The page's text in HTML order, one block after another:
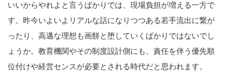
いいからやれよと言うばかりでは、現場負担が増える一方で
す。昨今いよいよリアルな話になりつつある若手流出に繋が
ったり、高邁な理想も画餅と堕していくばかりではないでし
ょうか。教育機関やその制度設計側にも、責任を伴う優先順
位付けや経営センスが必要とされる時代だと思われます。